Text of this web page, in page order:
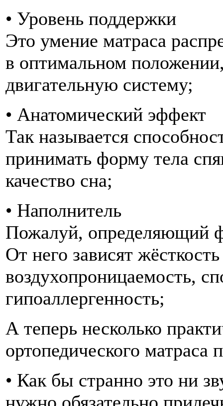
• Уровень поддержки
Это умение матраса
в оптимальном
двигательную систему;
• Анатомический эффект
Так называется
принимать форму тела
качество сна;
• Наполнитель
Пожалуй, определяющий
От него зависят
воздухопроницаемость,
гипоаллергенность;
А теперь несколько
ортопедического
• Как бы странно это ни